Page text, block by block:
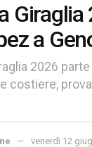
Giraglia
a
2026
costiere, prova
venerdì 12